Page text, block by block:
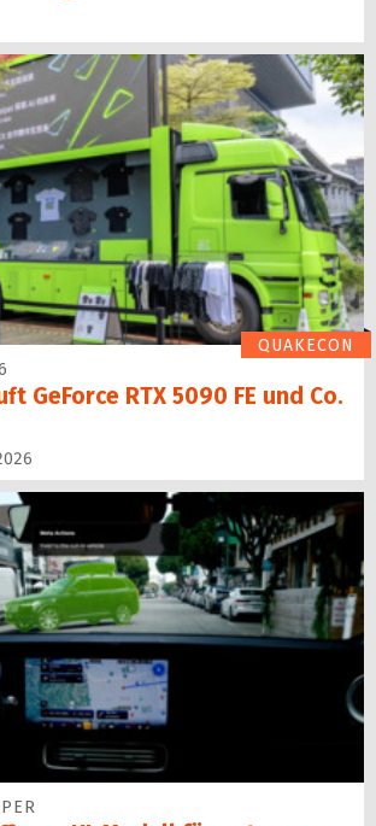
QUAKECON
GeForce RTX 5090 FE und Co.